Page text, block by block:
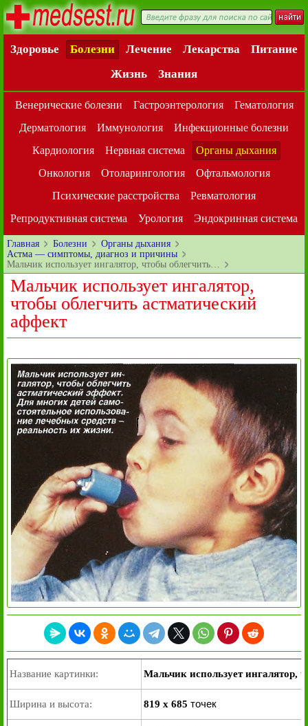
Здоровье Болезни Лечение Лекарства
Питание
Жизнь
Знания
Венерические болезни Гастроэнтерология
Гематология
Дерматология
Иммунология
Инфекционные болезни
Кардиология
Нервная система
Органы дыхания
Онкология
Отоларингология
Офтальмология
Психические расстройства
Ревматология
Репродуктивная система
Урология Эндокринная система
Главная Болезни
Органы дыхания
Астма — симптомы, диагноз и причины
Мальчик использует ингалятор, чтобы облегчить…
Мальчик использует ингалятор,
чтобы облегчить астматический
аффект
Название картинки: Мальчик использует ингалятор,
Ширина и высота: 819 x 685 точек